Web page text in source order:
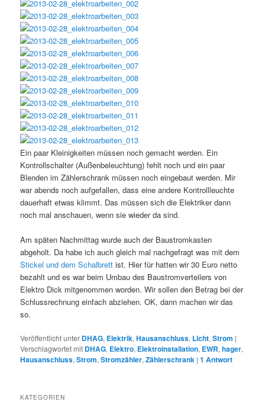
Ein paar Kleinigkeiten müssen noch gemacht werden. Ein
Kontrollschalter (Außenbeleuchtung) fehlt noch und ein paar
Blenden im Zählerschrank müssen noch eingebaut werden. Mir
war abends noch aufgefallen, dass eine andere Kontrollleuchte
dauerhaft etwas klimmt. Das müssen sich die Elektriker dann
noch mal anschauen, wenn sie wieder da sind.
Am späten Nachmittag wurde auch der Baustromkasten
abgeholt. Da habe ich auch gleich mal nachgefragt was mit dem
Stickel und dem Schalbrett ist. Hier für hatten wir 30 Euro netto
bezahlt und es war beim Umbau des Baustromverteilers von
Elektro Dick mitgenommen worden. Wir sollen den Betrag bei der
Schlussrechnung einfach abziehen. OK, dann machen wir das
so.
Veröffentlicht unter DHAG, Elektrik,Hausanschluss, Licht,Strom |
Verschlagwortet mit DHAG, Elektro, Elektroinstallation, EWR,hager,
Hausanschluss,Strom,Stromzähler,Zählerschrank |1 Antwort
KATEGORIEN